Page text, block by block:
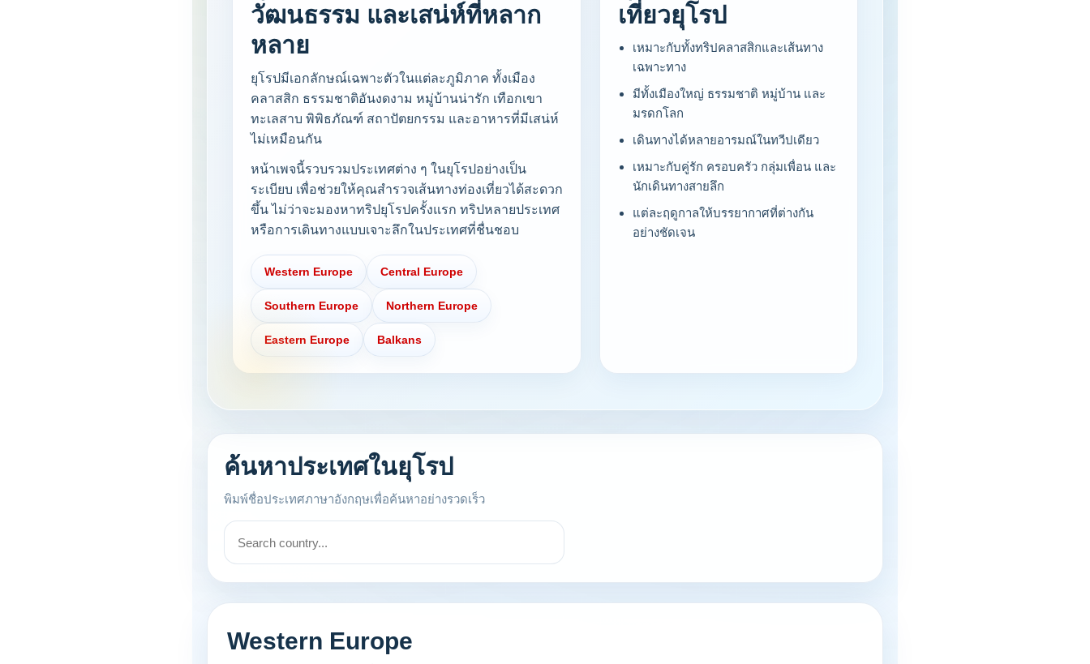
วัฒนธรรม และเสน่ห์ที่หลาก
หลาย
ยุโรปมีเอกลักษณ์เฉพาะตัวในแต่ละภูมิภาค ทั้งเมือง
คลาสสิก ธรรมชาติอันงดงาม หมู่บ้านน่ารัก เทือกเขา
ทะเลสาบ พิพิธภัณฑ์ สถาปัตยกรรม และอาหารที่มีเสน่ห์
ไม่เหมือนกัน
หน้าเพจนี้รวบรวมประเทศต่าง ๆ ในยุโรปอย่างเป็น
ระเบียบ เพื่อช่วยให้คุณสำรวจเส้นทางท่องเที่ยวได้สะดวก
ขึ้น ไม่ว่าจะมองหาทริปยุโรปครั้งแรก ทริปหลายประเทศ
หรือการเดินทางแบบเจาะลึกในประเทศที่ชื่นชอบ
Western Europe Central Europe
Southern Europe Northern Europe
Eastern Europe Balkans
เที่ยวยุโรป
เหมาะกับทั้งทริปคลาสสิกและเส้นทาง
เฉพาะทาง
มีทั้งเมืองใหญ่ ธรรมชาติ หมู่บ้าน และ
มรดกโลก
เดินทางได้หลายอารมณ์ในทวีปเดียว
เหมาะกับคู่รัก ครอบครัว กลุ่มเพื่อน และ
นักเดินทางสายลึก
แต่ละฤดูกาลให้บรรยากาศที่ต่างกัน
อย่างชัดเจน
ค้นหาประเทศในยุโรป
พิมพ์ชื่อประเทศภาษาอังกฤษเพื่อค้นหาอย่างรวดเร็ว
Western Europe